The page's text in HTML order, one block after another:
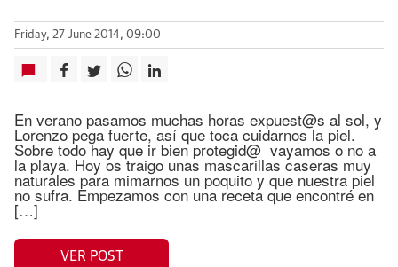
Friday, 27 June 2014, 09:00
En verano pasamos muchas horas expuest@s al sol, y
Lorenzo pega fuerte, así que toca cuidarnos la piel.
Sobre todo hay que ir bien protegid@ vayamos o no a
la playa. Hoy os traigo unas mascarillas caseras muy
naturales para mimarnos un poquito y que nuestra piel
no sufra. Empezamos con una receta que encontré en
[…]
VER POST